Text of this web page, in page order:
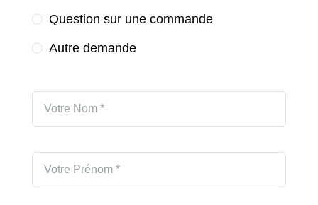
Question sur une commande
Autre demande